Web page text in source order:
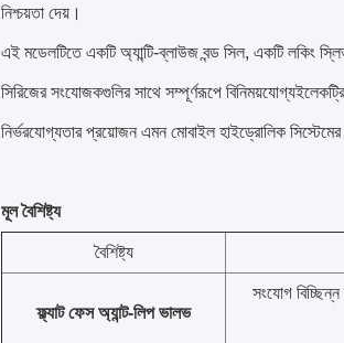
নিশ্চয়তা দেয়।
এই মডেলটিতে একটি অ্যান্টি-ব্লাউজ বন্ড সিল, একটি লকিং
সিরিজের সংযোজকগুলির সাথে সম্পূর্ণরূপে
নির্ভরযোগ্যতার প্রয়োজন এমন মোবাইল হাইড্রোলিক
মূল বৈশিষ্ট্য
বৈশিষ্ট্য
ফ্ল্যাট ফেস অ্যান্ট-লিপ ভালভ
সংযোগ